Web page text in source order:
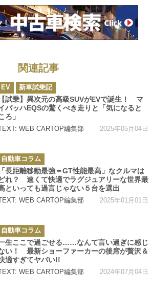
関連記事
カ
テ
ゴ
EV 新車試乗記
【試乗】異次元の高級SUVがEVで誕生！ マ
バッハEQSの驚くべき走りと「気になると
ろ」
WEB CARTOP編集部 2025年05月04日
自動車コラム
長距離移動最強＝GT性能最高」なクルマは
れ？ 速くて快適でラグジュアリーな世界最
といっても過言じゃない５台を選出
WEB CARTOP編集部 2025年01月01日
自動車コラム
生ここで過ごせる……なんて言い過ぎに感じ
い！ 最新ショーファーカーの後席が贅沢＆
適すぎてヤバい!!
WEB CARTOP編集部 2024年07月04日